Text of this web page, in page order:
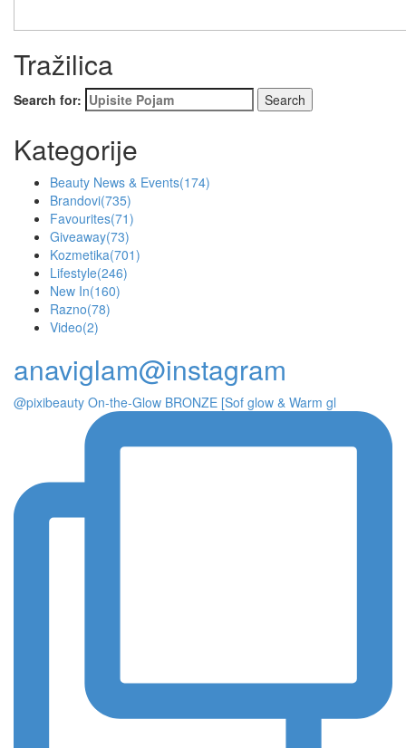
Tražilica
Search for:
Kategorije
Beauty News & Events(174)
Brandovi(735)
Favourites(71)
Giveaway(73)
Kozmetika(701)
Lifestyle(246)
New In(160)
Razno(78)
Video(2)
anaviglam@instagram
@pixibeauty On-the-Glow BRONZE [Sof glow & Warm gl